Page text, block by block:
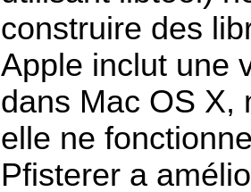
construire des
Apple inclut une
dans Mac OS X,
elle ne
Pfisterer a